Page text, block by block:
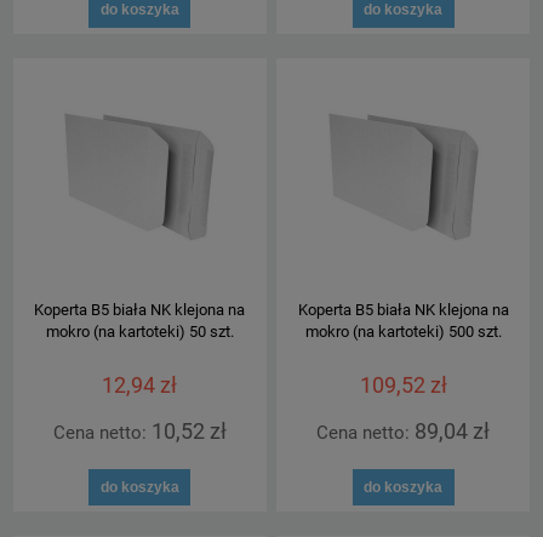
do koszyka do koszyka
Koperta B5 biała NK klejona na
mokro (na kartoteki) 50 szt.
12,94 zł
Cena netto: 10,52 zł
do koszyka
Koperta B5 biała NK klejona na
mokro (na kartoteki) 500 szt.
109,52 zł
Cena netto: 89,04 zł
do koszyka